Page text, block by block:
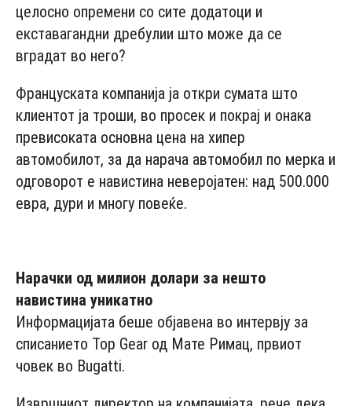
целосно опремени со сите додатоци и
екставагандни дребулии што може да се
вградат во него?
Француската компанија ја откри сумата што
клиентот ја троши, во просек и покрај и онака
превисоката основна цена на хипер
автомобилот, за да нарача автомобил по мерка и
одговорот е навистина неверојатен: над 500.000
евра, дури и многу повеќе.
Нарачки од милион долари за нешто
навистина уникатно
Информацијата беше објавена во интервју за
списанието Top Gear од Мате Римац, првиот
човек во Bugatti.